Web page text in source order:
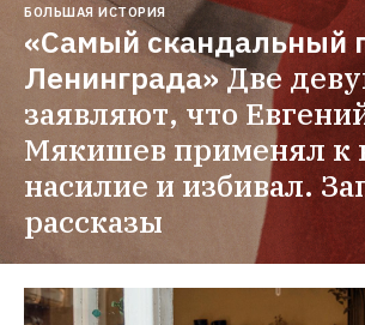
БОЛЬШАЯ ИСТОРИЯ
«Самый скандальный
Ленинграда»Две
заявляют, что
Мякишев применял к
насилие и избивал.
рассказы